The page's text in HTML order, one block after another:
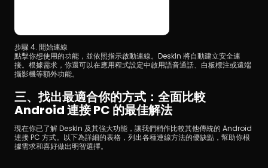
步驟 4. 開始連線
點擊你想使用的功能，並依照指示啟動連線。DeskIn 將自動建立安全連
接。根據需求，你還可以在應用程式設定中啟用語音通話、白板標注或遠端
攝影機等額外功能。
三、找出最適合你的方式：全面比較
Android 連接 PC 的最佳解法
現在你已了解 DeskIn 及其強大功能，讓我們稍作比較其他傳統的 Android
連接 PC 方式。以下為詳細的表格，列出各種連線方法的優缺點，幫助你根
據需求和喜好做出明智選擇。